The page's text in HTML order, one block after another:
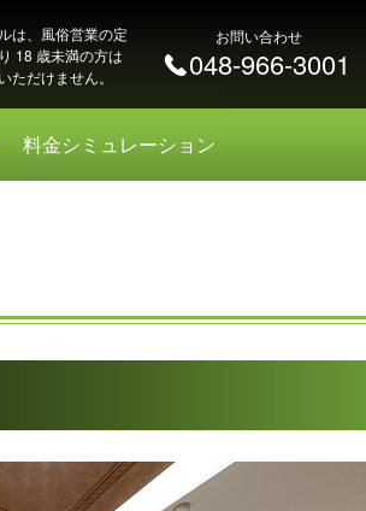
は、風俗営業の定
18 歳未満の方は
ただけません。
お問い合わせ
048-966-3001
料金シミュレーション